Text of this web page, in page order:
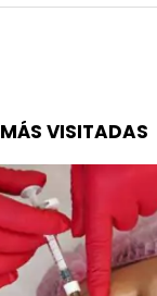
MÁS VISITADAS